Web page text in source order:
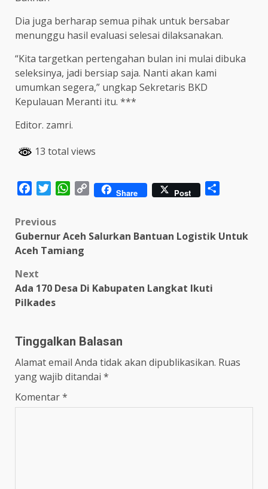
Dia juga berharap semua pihak untuk bersabar
menunggu hasil evaluasi selesai dilaksanakan.
“Kita targetkan pertengahan bulan ini mulai dibuka
seleksinya, jadi bersiap saja. Nanti akan kami
umumkan segera,” ungkap Sekretaris BKD
Kepulauan Meranti itu. ***
Editor. zamri.
13 total views
FacebookTwitterWhatsApp
Copy Share Post
Post
navigation
Previous
Gubernur Aceh Salurkan Bantuan Logistik Untuk
Aceh Tamiang
Next
Ada 170 Desa Di Kabupaten Langkat Ikuti
Pilkades
Tinggalkan Balasan
Alamat email Anda tidak akan dipublikasikan. Ruas
yang wajib ditandai *
Komentar*